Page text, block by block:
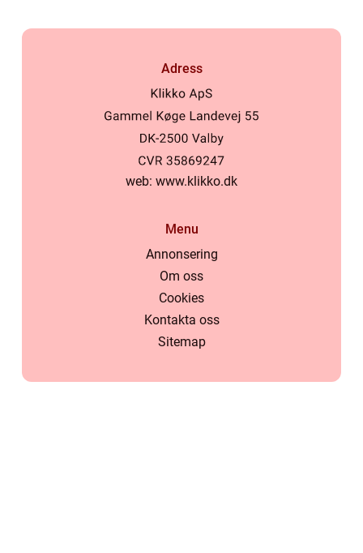
Adress
web: www.klikko.dk
Menu
Annonsering
Om oss
Cookies
Kontakta oss
Sitemap